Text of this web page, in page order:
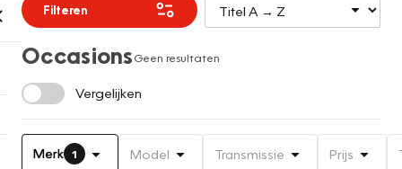
Filteren
OccasionsGeen resultaten
Vergelijken
Merk 1 Model Transmissie Prijs